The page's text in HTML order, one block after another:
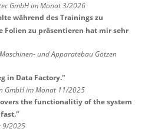
GmbH im Monat 3/2026
während des Trainings zu
zu präsentieren hat mir sehr
und Apparatebau Götzen
in Data Factory."
GmbH im Monat 11/2025
the functionalitiy of the system
"
9/2025